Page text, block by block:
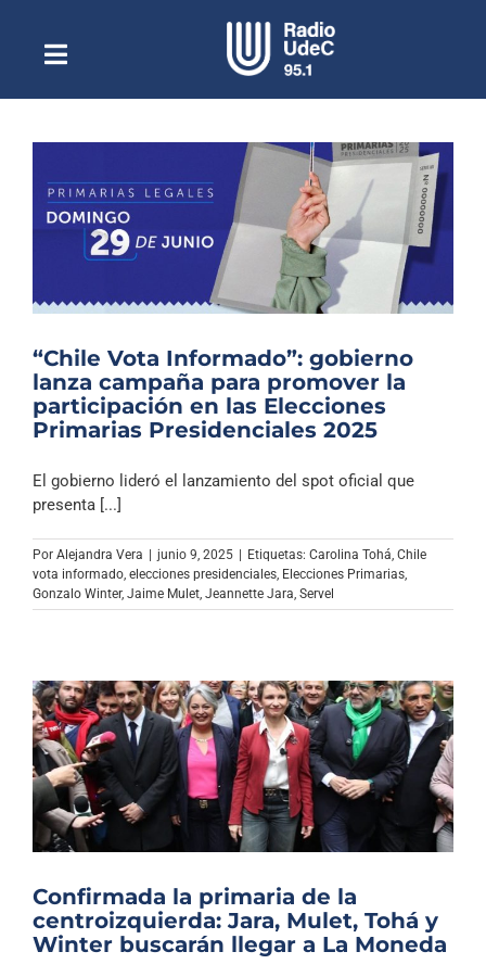
contenidoToggle
NavigationEscuchar Radio UdeC en vivo
Quiénes Somos
Programación
Podcast
Noticias
Columnas
Música Clásica
“Chile Vota Informado”: gobierno
lanza campaña para promover la
participación en las Elecciones
Primarias Presidenciales 2025
El gobierno lideró el lanzamiento del spot oficial que
presenta [...]
Por Alejandra Vera | junio 9, 2025 | Etiquetas: Carolina Tohá Chile
vota informado elecciones presidenciales Elecciones Primarias
Gonzalo Winter, Jaime Mulet Jeannette Jara Servel
Confirmada la primaria de la
centroizquierda: Jara, Mulet, Tohá y
Winter buscarán llegar a La Moneda